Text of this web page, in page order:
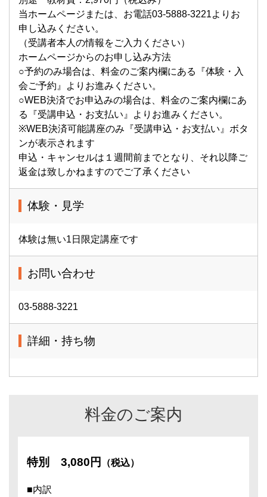
当ホームページまたは、お電話03-5888-3221よりお
申し込みください。
（受講者本人の情報をご入力ください）
ホームページからのお申し込み方法
○予約のみ場合は、料金のご案内欄にある『体験・入
会ご予約』よりお進みください。
○WEB決済でお申込みの場合は、料金のご案内欄にあ
る『受講申込・お支払い』よりお進みください。
※WEB決済可能講座のみ『受講申込・お支払い』ボタ
ンが表示されます
申込・キャンセルは１週間前までとなり、それ以降ご
返金は致しかねますのでご了承ください
体験・見学
体験は無い1日限定講座です
お問い合わせ
03-5888-3221
詳細・持ち物
料金のご案内
特別 3,080円 （税込）
■内訳